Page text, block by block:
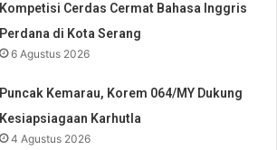
Kompetisi Cerdas Cermat Bahasa Inggris
Perdana di Kota Serang
6 Agustus 2026
Puncak Kemarau, Korem 064/MY Dukung
Kesiapsiagaan Karhutla
4 Agustus 2026